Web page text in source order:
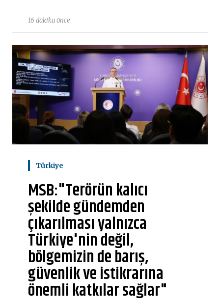
16 dakika önce
Türkiye
MSB:"Terörün kalıcı
şekilde gündemden
çıkarılması yalnızca
Türkiye'nin değil,
bölgemizin de barış,
güvenlik ve istikrarına
önemli katkılar sağlar"